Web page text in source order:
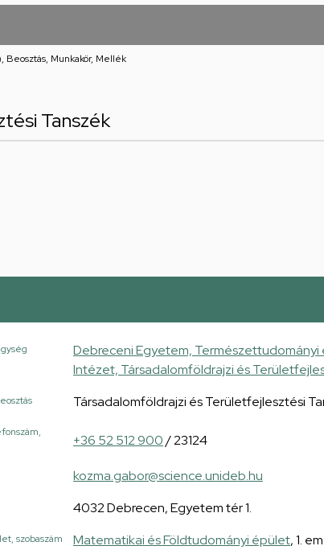
Munkakör, Mellék
Tanszék
Debreceni Egyetem, Természettudományi
Intézet, Társadalomföldrajzi és
Társadalomföldrajzi és Területfejlesztési
+36 52 512 900/ 23124
kozma.gabor@science.unideb.hu
4032 Debrecen, Egyetem tér 1.
szobaszám Matematikai és Földtudományi épület, 1.